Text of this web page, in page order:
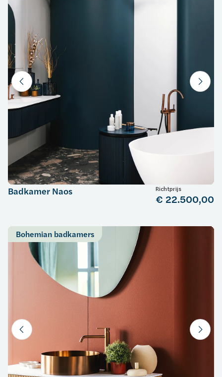
Badkamer Naos Richtprijs
€ 22.500,00
Bohemian badkamers